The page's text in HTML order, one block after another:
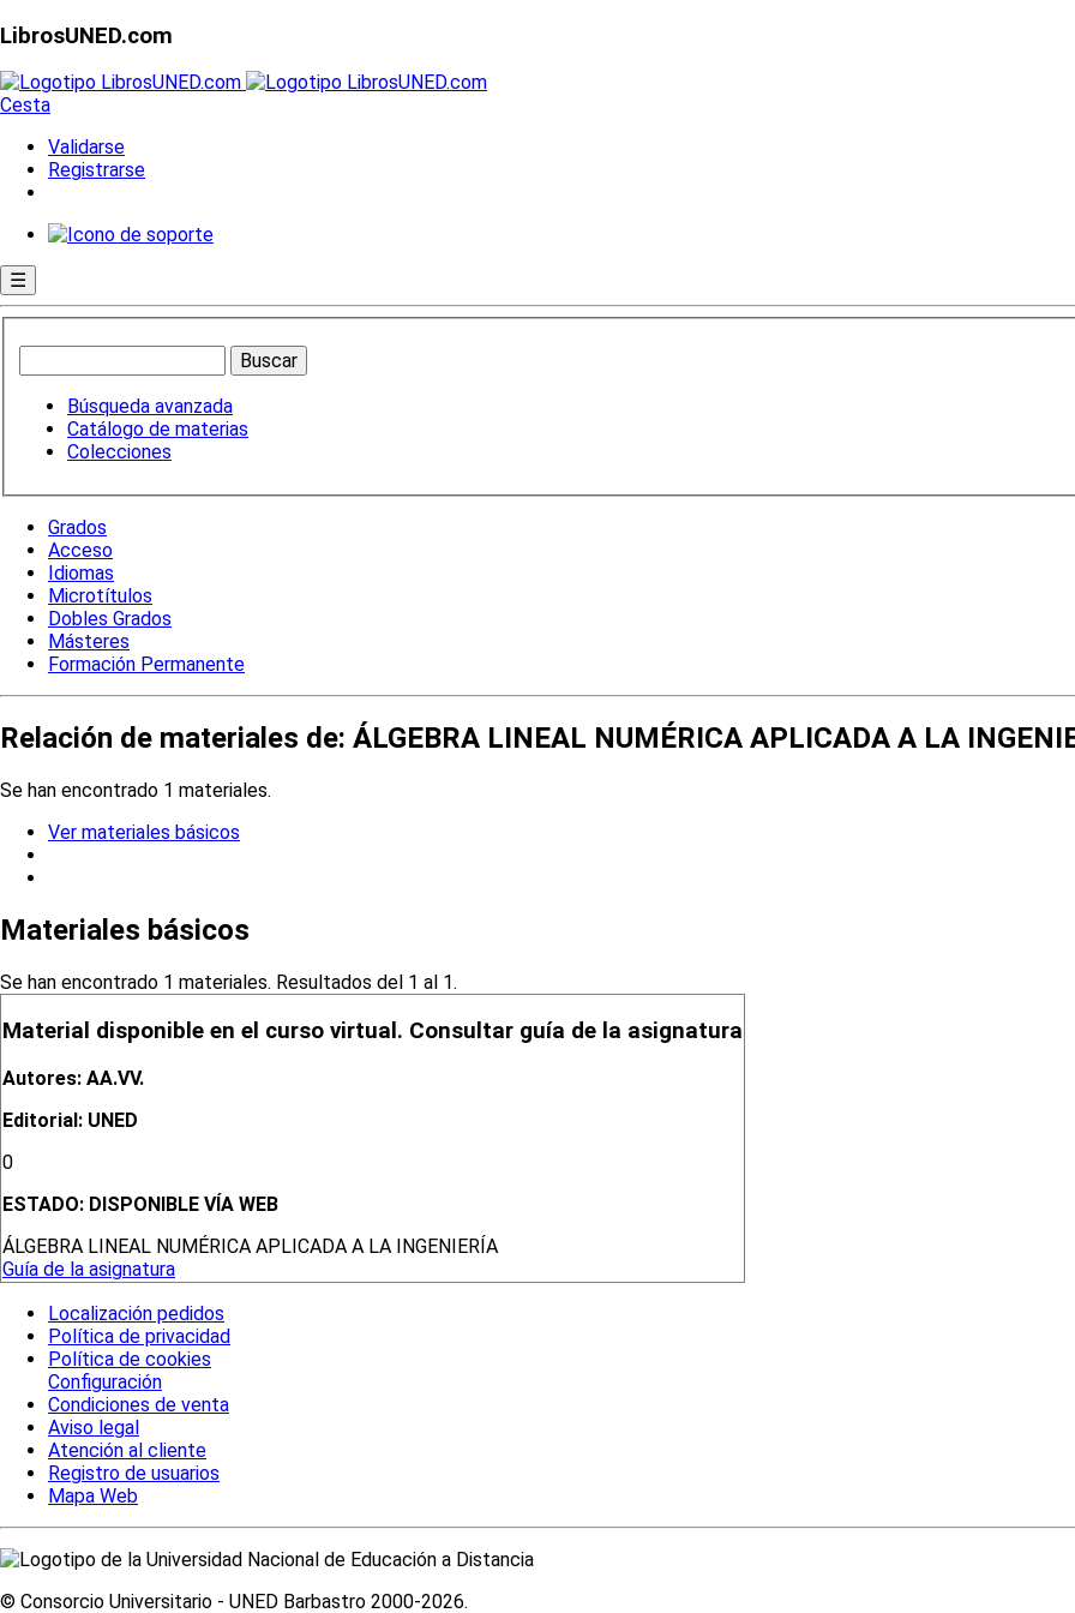
LibrosUNED.com
Cesta
Validarse
Registrarse
☰
Búsqueda avanzada
Catálogo de materias
Colecciones
Grados
Acceso
Idiomas
Microtítulos
Dobles Grados
Másteres
Formación Permanente
Relación de materiales de: ÁLGEBRA LINEAL NUMÉRICA APLICADA A LA
Se han encontrado 1 materiales.
Ver materiales básicos
Materiales básicos
Se han encontrado 1 materiales. Resultados del 1 al 1.
Material disponible en el curso virtual. Consultar guía de la asignatura
Autores: AA.VV.
Editorial: UNED
0
ESTADO: DISPONIBLE VÍA WEB
ÁLGEBRA LINEAL NUMÉRICA APLICADA A LA INGENIERÍA
Guía de la asignatura
Localización pedidos
Política de privacidad
Política de cookies
Configuración
Condiciones de venta
Aviso legal
Atención al cliente
Registro de usuarios
Mapa Web
© Consorcio Universitario - UNED Barbastro 2000-2026.